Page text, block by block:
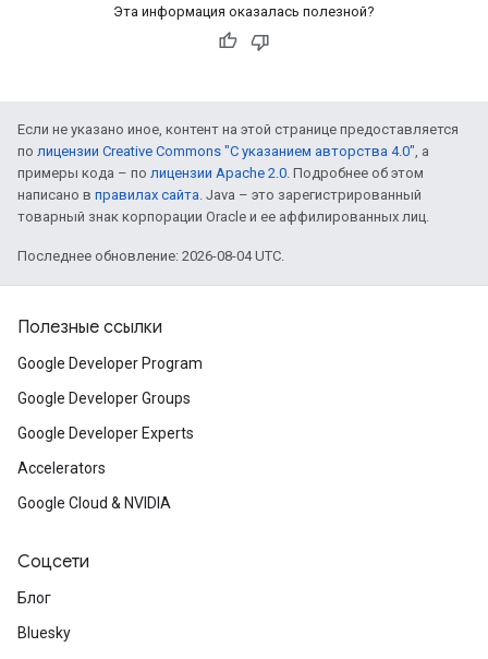
Эта информация оказалась полезной?
Если не указано иное, контент на этой странице предоставляется
по лицензии Creative Commons "С указанием авторства 4.0", а
примеры кода – по лицензии Apache 2.0. Подробнее об этом
написано в правилах сайта. Java – это зарегистрированный
товарный знак корпорации Oracle и ее аффилированных лиц.
Последнее обновление: 2026-08-04 UTC.
Полезные ссылки
Google Developer Program
Google Developer Groups
Google Developer Experts
Accelerators
Google Cloud & NVIDIA
Соцсети
Блог
Bluesky